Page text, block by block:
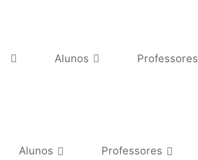
Alunos Professores
Alunos Professores